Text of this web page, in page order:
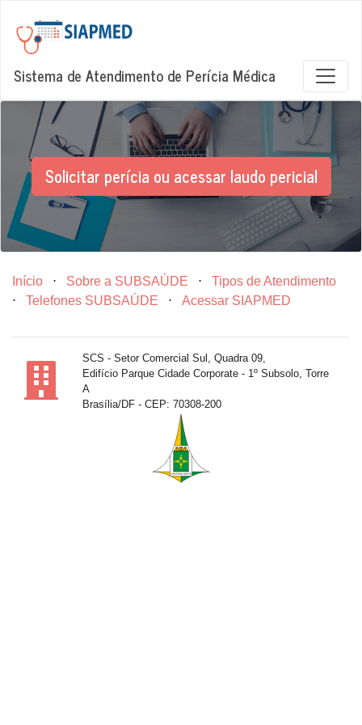
Sistema de Atendimento de Perícia Médica
Solicitar perícia ou acessar laudo pericial
Início ⋅ Sobre a SUBSAÚDE ⋅
Tipos de Atendimento
⋅
Telefones SUBSAÚDE ⋅ Acessar SIAPMED
SCS - Setor Comercial Sul, Quadra 09,
Edifício Parque Cidade Corporate - 1º Subsolo, Torre
A
Brasília/DF - CEP: 70308-200